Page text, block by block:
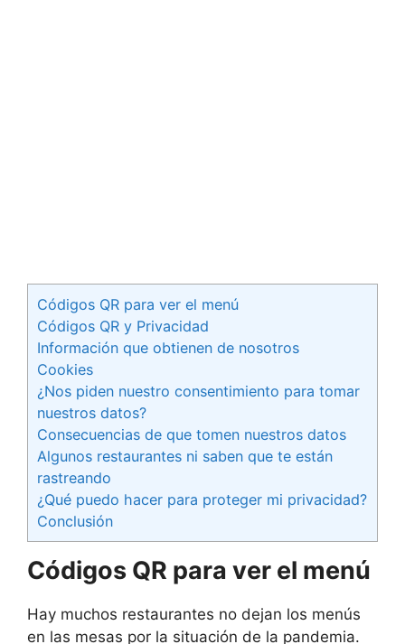
Códigos QR para ver el menú
Códigos QR y Privacidad
Información que obtienen de nosotros
Cookies
¿Nos piden nuestro consentimiento para tomar
nuestros datos?
Consecuencias de que tomen nuestros datos
Algunos restaurantes ni saben que te están
rastreando
¿Qué puedo hacer para proteger mi privacidad?
Conclusión
Códigos QR para ver el menú
Hay muchos restaurantes no dejan los menús
en las mesas por la situación de la pandemia.